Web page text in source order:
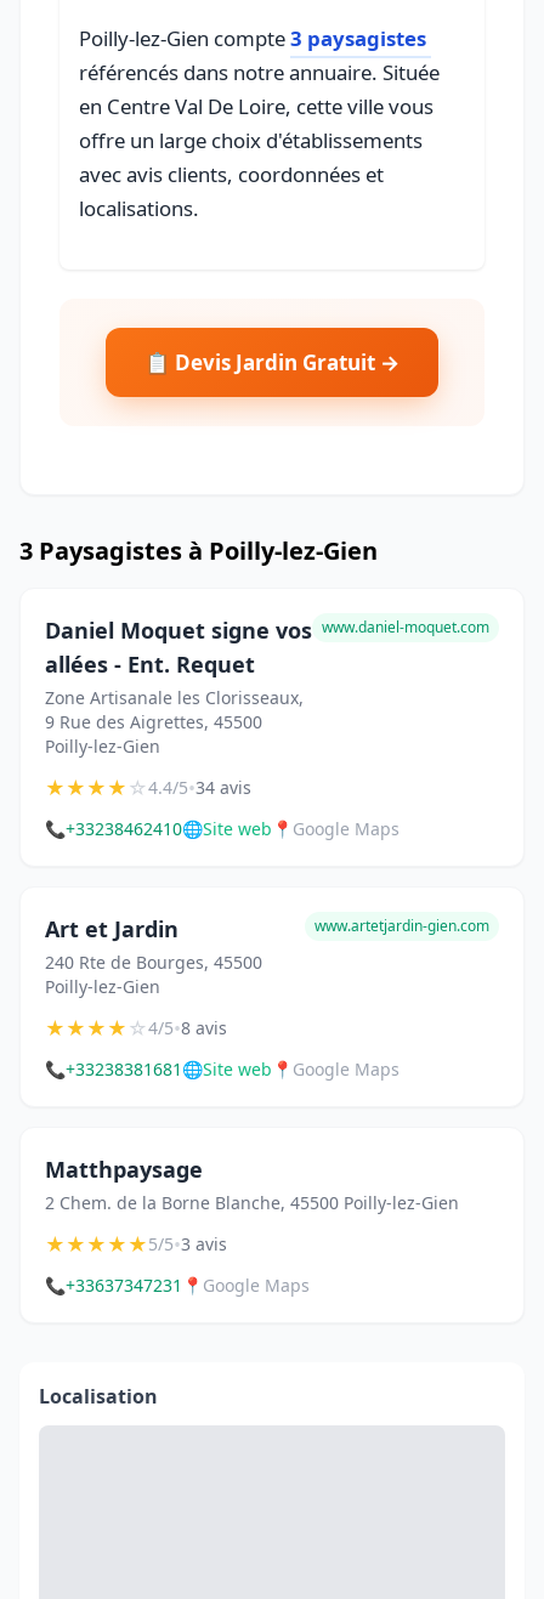
Poilly-lez-Gien compte3 paysagistes
référencés dans notre annuaire. Située
en Centre Val De Loire, cette ville vous
offre un large choix d'établissements
avec avis clients, coordonnées et
localisations.
📋 Devis Jardin Gratuit →
3 Paysagistes à Poilly-lez-Gien
Daniel Moquet signe vos
allées - Ent. Requet
Zone Artisanale les Clorisseaux,
9 Rue des Aigrettes, 45500
Poilly-lez-Gien
www.daniel-moquet.com
★★★★☆4.4/5•34 avis
📞+33238462410🌐Site web 📍 Google Maps
Art et Jardin
240 Rte de Bourges, 45500
Poilly-lez-Gien
www.artetjardin-gien.com
★★★★☆4/5•8 avis
📞+33238381681 🌐Site web 📍 Google Maps
Matthpaysage
2 Chem. de la Borne Blanche, 45500 Poilly-lez-Gien
★★★★★5/5•3 avis
📞+33637347231 📍 Google Maps
Localisation